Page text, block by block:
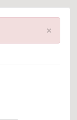
×